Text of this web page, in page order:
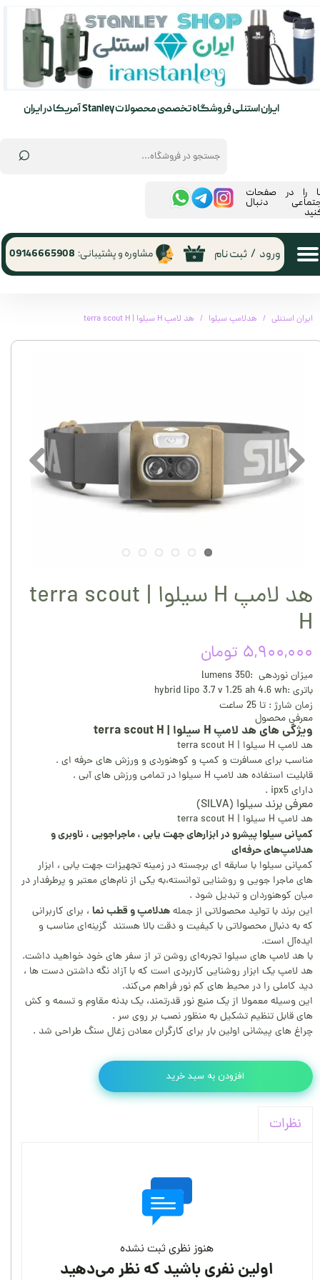
⌕
ایران استنلی فروشگاه تخصصی محصولات Stanley آمریکا در ایران
۰ ورود / ثبت نام
حساب کاربری من
تغییر گذر واژه
مشاوره و پشتیبانی: 09146665908
را در صفحات
دنبال
ایران استنلی هدلامپ سیلوا هد لامپ H سیلوا | terra scout H
هد لامپ H سیلوا | terra scout
H
۵,۹۰۰,۰۰۰ تومان
میزان نوردهی :350 lumens
باتری :hybrid lipo 3.7 v 1.25 ah 4.6 wh
زمان شارژ : تا 25 ساعت
معرفی محصول
ویژگی های هد لامپ H سیلوا | terra scout H
هد لامپ H سیلوا | terra scout H
مناسب برای مسافرت و کمپ و کوهنوردی و ورزش های حرفه ای .
قابلیت استفاده هد لامپ H سیلوا در تمامی ورزش های آبی .
دارای ipx5 .
معرفی برند سیلوا (SILVA)
هد لامپ H سیلوا | terra scout H
کمپانی سیلوا پیشرو در ابزارهای جهت یابی ، ماجراجویی ، ناوبری و
هدلامپ‌های حرفه‌ای
کمپانی سیلوا با سابقه‌ ای برجسته در زمینه تجهیزات جهت‌ یابی ، ابزار
های ماجرا جویی و روشنایی توانسته،به یکی از نام‌های معتبر و پرطرفدار در
میان کوهنوردان و تبدیل شود .
این برند با تولید محصولاتی از جملههدلامپ و قطب نما ، برای کاربرانی
که به دنبال محصولاتی با کیفیت و دقت بالا هستند گزینه‌ای مناسب و
ایده‌آل است.
با هد لامپ های سیلوا تجربه‌ای روشن تر از سفر های خود خواهید داشت.
هد لامپ یک ابزار روشنایی کاربردی است که با آزاد نگه داشتن دست ها ،
دید کاملی را در محیط‌ های کم ‌نور فراهم می‌کند.
این وسیله معمولا از یک منبع نور قدرتمند، یک بدنه مقاوم و تسمه و کش‌
های قابل تنظیم تشکیل به منظور نصب بر روی سر .
چراغ های پیشانی اولین بار برای کارگران معادن زغال سنگ طراحی شد .
افزودن به سبد خرید
نظرات
هنوز نظری ثبت نشده
اولین نفری باشید که نظر می‌دهید